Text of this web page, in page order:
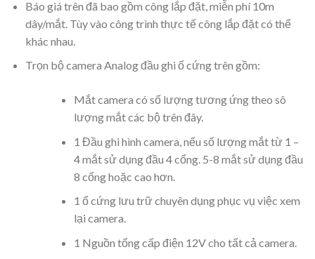
Báo giá trên đã bao gồm công lắp đặt, miễn phí 10m
dây/mắt. Tùy vào công trình thực tế công lắp đặt có thể
khác nhau.
Trọn bộ camera Analog đầu ghi ổ cứng trên gồm:
Mắt camera có số lượng tương ứng theo sô
lượng mắt các bộ trên đây.
1 Đầu ghi hình camera, nếu số lượng mắt từ 1 –
4 mắt sử dụng đầu 4 cổng. 5-8 mắt sử dụng đầu
8 cổng hoặc cao hơn.
1 ổ cứng lưu trữ chuyên dụng phục vụ việc xem
lại camera.
1 Nguồn tổng cấp điện 12V cho tất cả camera.